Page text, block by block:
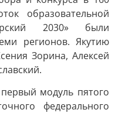
образовательной
2030» были
регионов. Якутию
Зорина, Алексей
модуль пятого
федерального